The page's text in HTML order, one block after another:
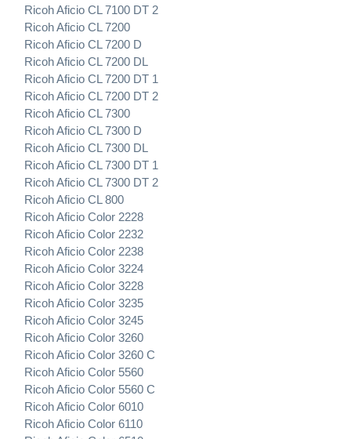
Ricoh Aficio CL 7100 DT 2
Ricoh Aficio CL 7200
Ricoh Aficio CL 7200 D
Ricoh Aficio CL 7200 DL
Ricoh Aficio CL 7200 DT 1
Ricoh Aficio CL 7200 DT 2
Ricoh Aficio CL 7300
Ricoh Aficio CL 7300 D
Ricoh Aficio CL 7300 DL
Ricoh Aficio CL 7300 DT 1
Ricoh Aficio CL 7300 DT 2
Ricoh Aficio CL 800
Ricoh Aficio Color 2228
Ricoh Aficio Color 2232
Ricoh Aficio Color 2238
Ricoh Aficio Color 3224
Ricoh Aficio Color 3228
Ricoh Aficio Color 3235
Ricoh Aficio Color 3245
Ricoh Aficio Color 3260
Ricoh Aficio Color 3260 C
Ricoh Aficio Color 5560
Ricoh Aficio Color 5560 C
Ricoh Aficio Color 6010
Ricoh Aficio Color 6110